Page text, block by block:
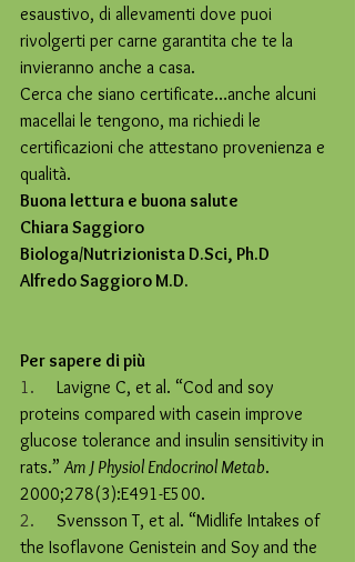
esaustivo, di allevamenti dove puoi
rivolgerti per carne garantita che te la
invieranno anche a casa.
Cerca che siano certificate…anche alcuni
macellai le tengono, ma richiedi le
certificazioni che attestano provenienza e
qualità.
Buona lettura e buona salute
Chiara Saggioro
Biologa/Nutrizionista D.Sci, Ph.D
Alfredo Saggioro M.D.
Per sapere di più
1. Lavigne C, et al. “Cod and soy
proteins compared with casein improve
glucose tolerance and insulin sensitivity in
rats.” Am J Physiol Endocrinol Metab.
2000;278(3):E491-E500.
2. Svensson T, et al. “Midlife Intakes of
the Isoflavone Genistein and Soy and the